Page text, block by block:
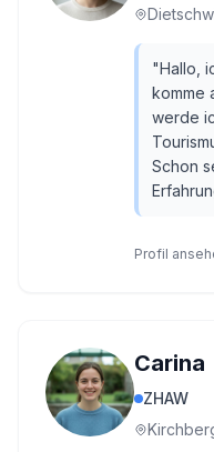
"Hallo,
komme
werde
Schon
Profil
Carina
ZHAW